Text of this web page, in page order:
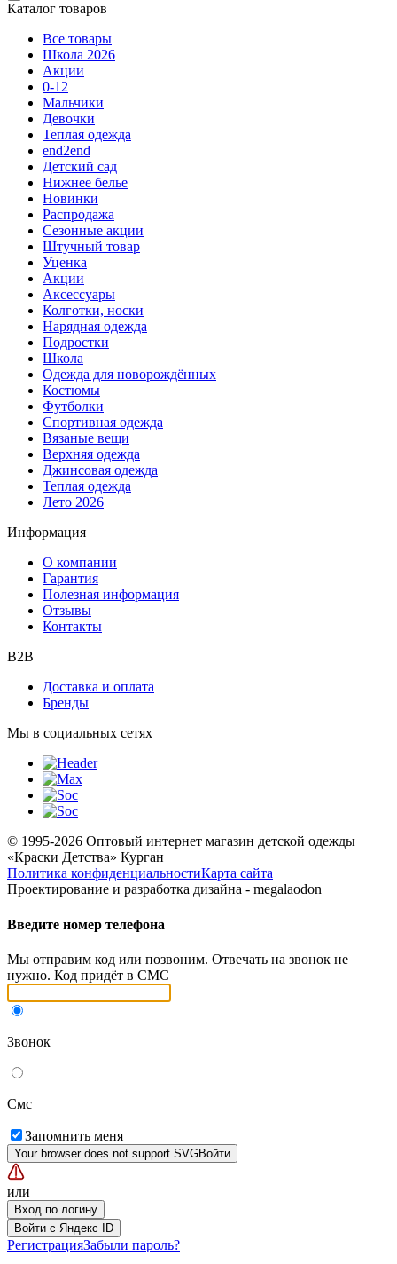
Каталог товаров
Все товары
Школа 2026
Акции
0-12
Мальчики
Девочки
Теплая одежда
end2end
Детский сад
Нижнее белье
Новинки
Распродажа
Сезонные акции
Штучный товар
Уценка
Акции
Аксессуары
Колготки, носки
Нарядная одежда
Подростки
Школа
Одежда для новорождённых
Костюмы
Футболки
Спортивная одежда
Вязаные вещи
Верхняя одежда
Джинсовая одежда
Теплая одежда
Лето 2026
Информация
О компании
Гарантия
Полезная информация
Отзывы
Контакты
B2B
Доставка и оплата
Бренды
Мы в социальных сетях
© 1995-2026 Оптовый интернет магазин детской одежды
«Краски Детства» Курган
Политика конфиденциальностиКарта сайта
Проектирование и разработка дизайна - megalaodon
Введите номер телефона
Мы отправим код или позвоним. Отвечать на звонок не
нужно. Код придёт в СМС
Звонок
Смс
Запомнить меня
Your browser does not support SVGВойти
или
Вход по логину
Войти с Яндекс ID
РегистрацияЗабыли пароль?